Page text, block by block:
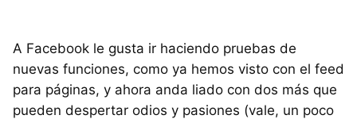
A Facebook le gusta ir haciendo pruebas de
nuevas funciones, como ya hemos visto con el feed
para páginas, y ahora anda liado con dos más que
pueden despertar odios y pasiones (vale, un poco